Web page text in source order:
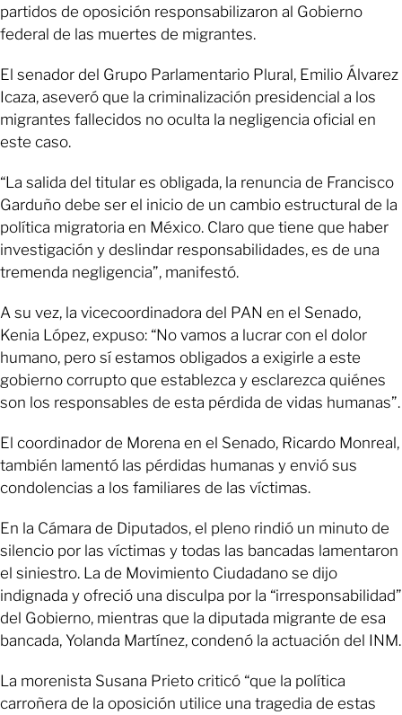
partidos de oposición responsabilizaron al Gobierno
federal de las muertes de migrantes.
El senador del Grupo Parlamentario Plural, Emilio Álvarez
Icaza, aseveró que la criminalización presidencial a los
migrantes fallecidos no oculta la negligencia oficial en
este caso.
“La salida del titular es obligada, la renuncia de Francisco
Garduño debe ser el inicio de un cambio estructural de la
política migratoria en México. Claro que tiene que haber
investigación y deslindar responsabilidades, es de una
tremenda negligencia”, manifestó.
A su vez, la vicecoordinadora del PAN en el Senado,
Kenia López, expuso: “No vamos a lucrar con el dolor
humano, pero sí estamos obligados a exigirle a este
gobierno corrupto que establezca y esclarezca quiénes
son los responsables de esta pérdida de vidas humanas”.
El coordinador de Morena en el Senado, Ricardo Monreal,
también lamentó las pérdidas humanas y envió sus
condolencias a los familiares de las víctimas.
En la Cámara de Diputados, el pleno rindió un minuto de
silencio por las víctimas y todas las bancadas lamentaron
el siniestro. La de Movimiento Ciudadano se dijo
indignada y ofreció una disculpa por la “irresponsabilidad”
del Gobierno, mientras que la diputada migrante de esa
bancada, Yolanda Martínez, condenó la actuación del INM.
La morenista Susana Prieto criticó “que la política
carroñera de la oposición utilice una tragedia de estas